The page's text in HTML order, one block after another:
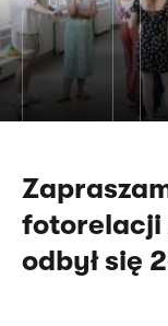
fotorelacji
odbył się